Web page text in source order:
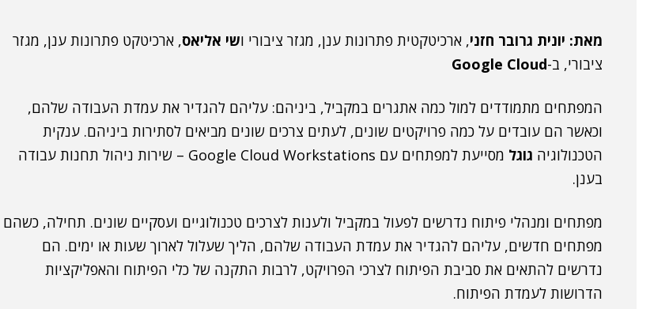
מאת: יונית גרובר חזני, ארכיטקטית פתרונות ענן, מגזר ציבורי ושי אליאס, ארכיטקט פתרונות ענן, מגזר
ציבורי, ב-Google Cloud
המפתחים מתמודדים למול כמה אתגרים במקביל, ביניהם: עליהם להגדיר את עמדת העבודה שלהם,
וכאשר הם עובדים על כמה פרויקטים שונים, לעתים צרכים שונים מביאים לסתירות ביניהם. ענקית
הטכנולוגיה גוגל
מסייעת למפתחים עם Google Cloud Workstations – שירות ניהול תחנות עבודה
בענן.
מפתחים ומנהלי פיתוח נדרשים לפעול במקביל ולענות לצרכים טכנולוגיים ועסקיים שונים. תחילה, כשהם
מפתחים חדשים, עליהם להגדיר את עמדת העבודה שלהם, הליך שעלול לארוך שעות או ימים. הם
נדרשים להתאים את סביבת הפיתוח לצרכי הפרויקט, לרבות התקנה של כלי הפיתוח והאפליקציות
הדרושות לעמדת הפיתוח.